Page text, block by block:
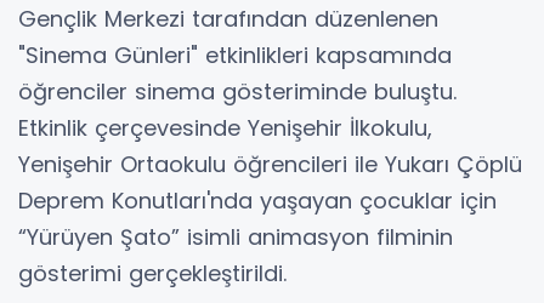
Gençlik Merkezi tarafından düzenlenen
"Sinema Günleri" etkinlikleri kapsamında
öğrenciler sinema gösteriminde buluştu.
Etkinlik çerçevesinde Yenişehir İlkokulu,
Yenişehir Ortaokulu öğrencileri ile Yukarı Çöplü
Deprem Konutları'nda yaşayan çocuklar için
“Yürüyen Şato” isimli animasyon filminin
gösterimi gerçekleştirildi.